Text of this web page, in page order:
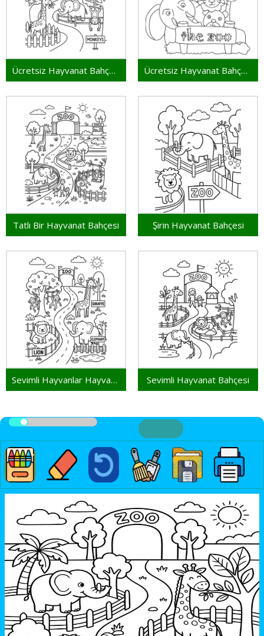
Ücretsiz Hayvanat Bahçesi Ücretsiz Hayvanat Bahçesi Yazdırılabilir
Tatlı Bir Hayvanat Bahçesi Şirin Hayvanat Bahçesi
Sevimli Hayvanlar Hayvanat Bahçesinde Sevimli Hayvanat Bahçesi